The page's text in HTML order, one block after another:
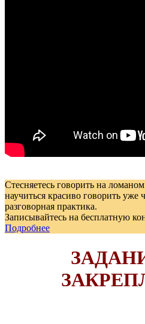
Стесняетесь говорить на
научиться красиво говорить уже
разговорная практика.
Записывайтесь на бесплатную
Подробнее